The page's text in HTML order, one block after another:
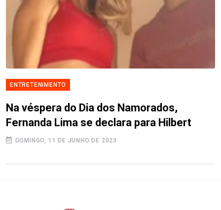
ENTRETENIMENTO
Na véspera do Dia dos Namorados,
Fernanda Lima se declara para Hilbert
DOMINGO, 11 DE JUNHO DE 2023